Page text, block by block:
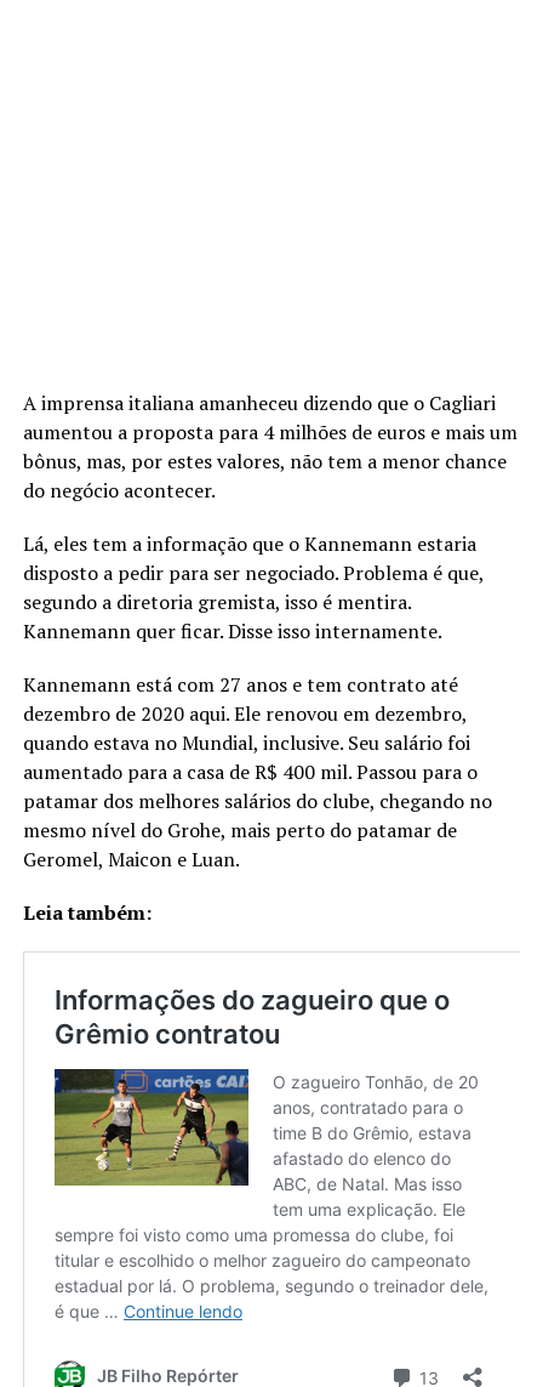
A imprensa italiana amanheceu dizendo que o Cagliari
aumentou a proposta para 4 milhões de euros e mais um
bônus, mas, por estes valores, não tem a menor chance
do negócio acontecer.
Lá, eles tem a informação que o Kannemann estaria
disposto a pedir para ser negociado. Problema é que,
segundo a diretoria gremista, isso é mentira.
Kannemann quer ficar. Disse isso internamente.
Kannemann está com 27 anos e tem contrato até
dezembro de 2020 aqui. Ele renovou em dezembro,
quando estava no Mundial, inclusive. Seu salário foi
aumentado para a casa de R$ 400 mil. Passou para o
patamar dos melhores salários do clube, chegando no
mesmo nível do Grohe, mais perto do patamar de
Geromel, Maicon e Luan.
Leia também: